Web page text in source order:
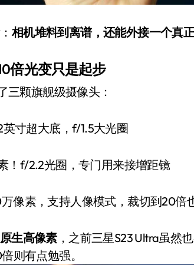
器全球累计出货量破4000万台，技术创新驱
相机堆料到离谱，还能外接一个真
倍光变只是起步
三颗旗舰级摄像头：
英寸超大底，f/1.5大光圈
！f/2.2光圈，专门用来接增距镜
像素，支持人像模式，裁切到20倍
原生高像素，之前三星S23 Ultra虽然
则有点勉强。